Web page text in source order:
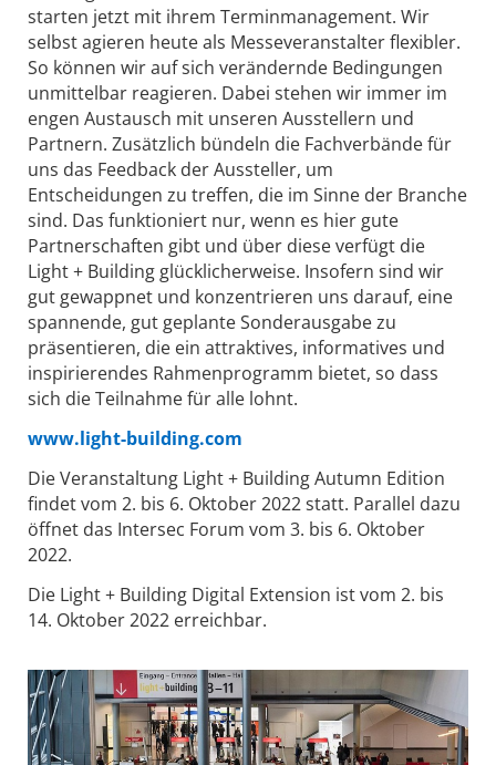
starten jetzt mit ihrem Terminmanagement. Wir
selbst agieren heute als Messeveranstalter flexibler.
So können wir auf sich verändernde Bedingungen
unmittelbar reagieren. Dabei stehen wir immer im
engen Austausch mit unseren Ausstellern und
Partnern. Zusätzlich bündeln die Fachverbände für
uns das Feedback der Aussteller, um
Entscheidungen zu treffen, die im Sinne der Branche
sind. Das funktioniert nur, wenn es hier gute
Partnerschaften gibt und über diese verfügt die
Light + Building glücklicherweise. Insofern sind wir
gut gewappnet und konzentrieren uns darauf, eine
spannende, gut geplante Sonderausgabe zu
präsentieren, die ein attraktives, informatives und
inspirierendes Rahmenprogramm bietet, so dass
sich die Teilnahme für alle lohnt.
www.light-building.com
Die Veranstaltung Light + Building Autumn Edition
findet vom 2. bis 6. Oktober 2022 statt. Parallel dazu
öffnet das Intersec Forum vom 3. bis 6. Oktober
2022.
Die Light + Building Digital Extension ist vom 2. bis
14. Oktober 2022 erreichbar.